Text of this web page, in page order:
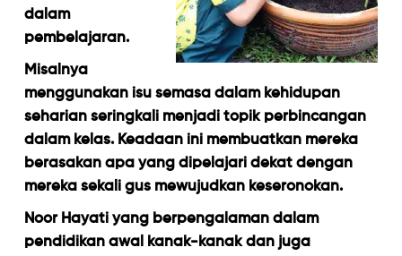
dalam
pembelajaran.
Misalnya
menggunakan isu semasa dalam kehidupan
seharian seringkali menjadi topik perbincangan
dalam kelas. Keadaan ini membuatkan mereka
berasakan apa yang dipelajari dekat dengan
mereka sekali gus mewujudkan keseronokan.
Noor Hayati yang berpengalaman dalam
pendidikan awal kanak-kanak dan juga